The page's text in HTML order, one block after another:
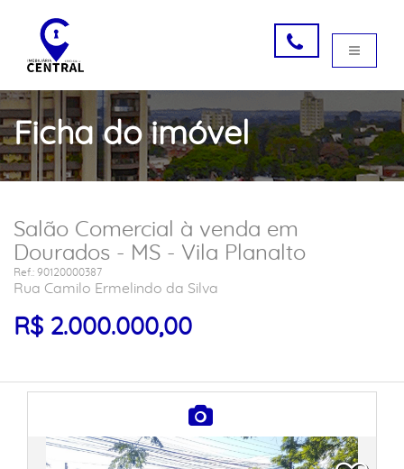
Ficha do imóvel
Salão Comercial à venda em
Dourados - MS - Vila Planalto
Ref.: 90120000387
Rua Camilo Ermelindo da Silva
R$ 2.000.000,00